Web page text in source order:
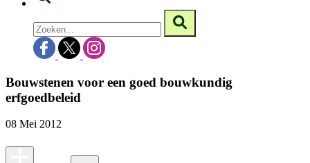
Bouwstenen voor een goed bouwkundig
erfgoedbeleid
08 Mei 2012